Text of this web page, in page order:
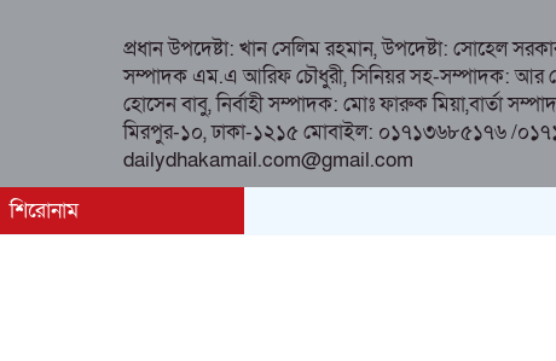
প্রধান উপদেষ্টা: খান সেলিম রহমান, উপদেষ্টা: সোহেল
সম্পাদক এম.এ আরিফ চৌধুরী, সিনিয়র সহ-সম্পাদক: আর কে
হোসেন বাবু, নির্বাহী সম্পাদক: মোঃ ফারুক মিয়া,বার্তা
মিরপুর-১০, ঢাকা-১২১৫ মোবাইল: ০১৭১৩৬৮৫১৭৬ /
dailydhakamail.com@gmail.com
শিরোনাম